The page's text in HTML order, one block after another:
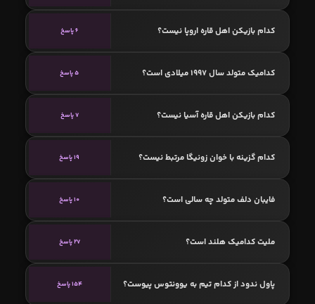
کدام بازیکن اهل قاره اروپا نیست؟ 6 پاسخ
کدامیک متولد سال 1997 میلادی است؟ 5 پاسخ
کدام بازیکن اهل قاره آسیا نیست؟ 7 پاسخ
کدام گزینه با خوان زونیگا مرتبط نیست؟ 19 پاسخ
فایبان دلف متولد چه سالی است؟ 10 پاسخ
ملیت کدامیک هلند است؟ 27 پاسخ
پاول ندود از کدام تیم به یوونتوس پیوست؟ 154 پاسخ